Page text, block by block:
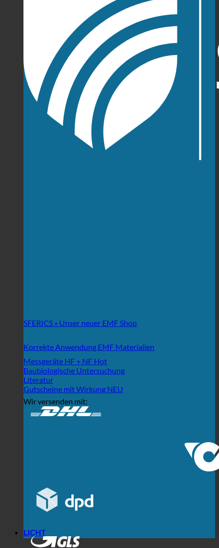
SFERICS » Unser neuer EMF Shop
Korrekte Anwendung EMF Materialien
Messgeräte HF + NF
Baubiologische Untersuchung
Literatur
Gutscheine mit Wirkung
Wir versenden mit:
LICHT